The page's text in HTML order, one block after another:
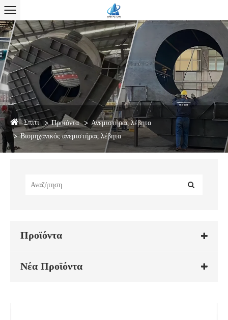
Σπίτι Προϊόντα
Ανεμιστήρας λέβητα
Βιομηχανικός ανεμιστήρας λέβητα
Προϊόντα
Νέα Προϊόντα